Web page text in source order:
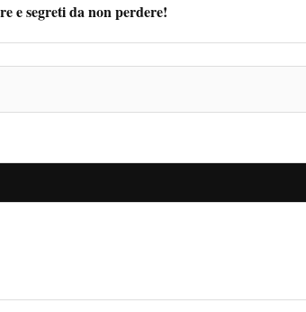
e segreti da non perdere!